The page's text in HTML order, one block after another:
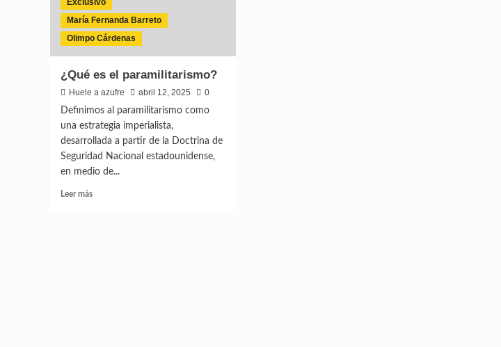
Exclusivo
María Fernanda Barreto
Olimpo Cárdenas
¿Qué es el paramilitarismo?
Huele a azufre abril 12, 2025
0
Definimos al paramilitarismo como
una estrategia imperialista,
desarrollada a partir de la Doctrina de
Seguridad Nacional estadounidense,
en medio de...
Leer más